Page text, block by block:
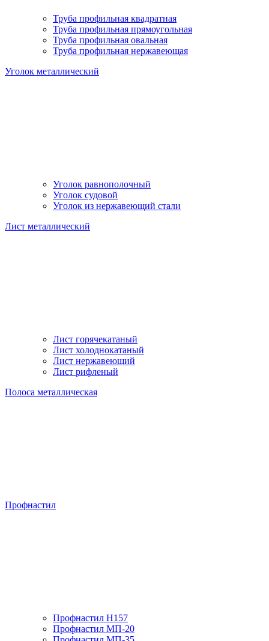
Труба профильная квадратная
Труба профильная прямоугольная
Труба профильная овальная
Труба профильная нержавеющая
Уголок металлический
Уголок равнополочный
Уголок судовой
Уголок из нержавеющий стали
Лист металлический
Лист горячекатаный
Лист холоднокатаный
Лист нержавеющий
Лист рифленый
Полоса металлическая
Профнастил
Профнастил H157
Профнастил МП-20